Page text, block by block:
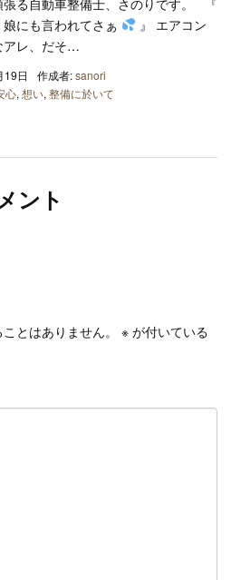
にも言われてさぁ
』 エアコン
アレ、だそ…
19日 作成者:sanori
心, 想い, 整備に於いて
ント
とはありません。 ※ が付いている